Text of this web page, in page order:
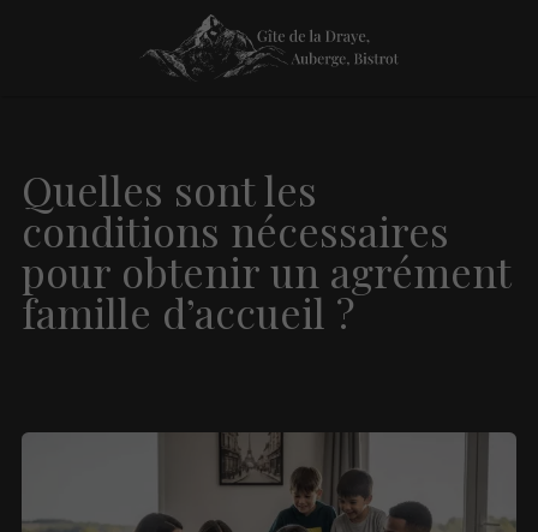
Quelles sont les
conditions nécessaires
pour obtenir un agrément
famille d’accueil ?